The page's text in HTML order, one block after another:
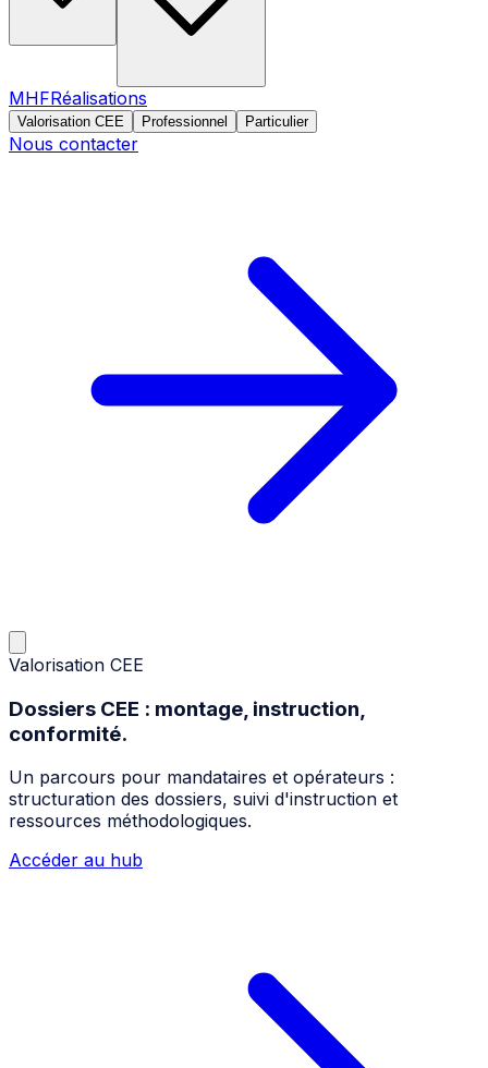
MHFRéalisations
Valorisation CEE Professionnel Particulier
Nous contacter
Valorisation CEE
Dossiers CEE : montage, instruction,
conformité.
Un parcours pour mandataires et opérateurs :
structuration des dossiers, suivi d'instruction et
ressources méthodologiques.
Accéder au hub